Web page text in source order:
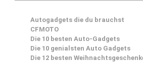
Autogadgets die du brauchst
CFMOTO
Die 10 besten Auto-Gadgets
Die 10 genialsten Auto Gadgets
Die 12 besten